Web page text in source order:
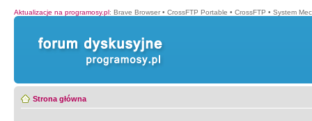
Aktualizacje na programosy.pl: Brave Browser • CrossFTP Portable • CrossFTP • System
Strona główna